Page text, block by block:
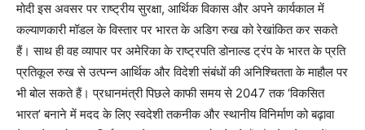
मोदी इस अवसर पर राष्ट्रीय सुरक्षा, आर्थिक विकास और अपने कार्यकाल में
कल्याणकारी मॉडल के विस्तार पर भारत के अडिग रुख को रेखांकित कर सकते
हैं। साथ ही वह व्यापार पर अमेरिका के राष्ट्रपति डोनाल्ड ट्रंप के भारत के प्रति
प्रतिकूल रुख से उत्पन्न आर्थिक और विदेशी संबंधों की अनिश्चितता के माहौल पर
भी बोल सकते हैं। प्रधानमंत्री पिछले काफी समय से 2047 तक ‘विकसित
भारत’ बनाने में मदद के लिए स्वदेशी तकनीक और स्थानीय विनिर्माण को बढ़ावा